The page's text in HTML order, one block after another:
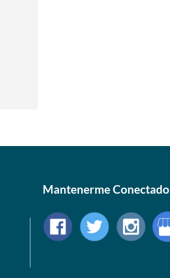
Mantenerme Conectado